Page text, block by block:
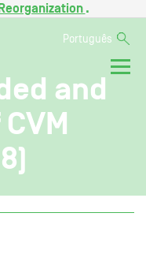
.
Português
and